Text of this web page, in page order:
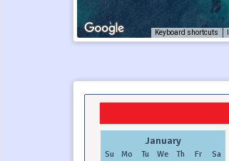
Keyboard shortcuts
January
Su Mo Tu We Th Fr Sa